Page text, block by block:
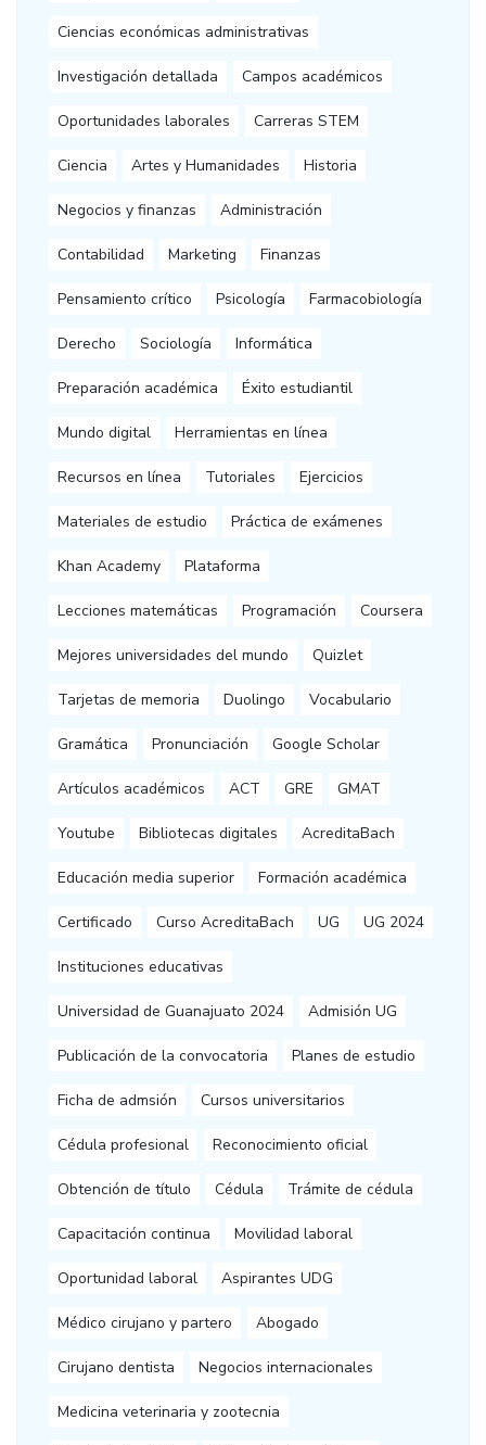
Ciencias económicas administrativas
Investigación detallada Campos académicos
Oportunidades laborales Carreras STEM
Ciencia Artes y Humanidades Historia
Negocios y finanzas Administración
Contabilidad Marketing Finanzas
Pensamiento crítico Psicología Farmacobiología
Derecho Sociología Informática
Preparación académica Éxito estudiantil
Mundo digital Herramientas en línea
Recursos en línea Tutoriales Ejercicios
Materiales de estudio Práctica de exámenes
Khan Academy Plataforma
Lecciones matemáticas Programación Coursera
Mejores universidades del mundo Quizlet
Tarjetas de memoria Duolingo Vocabulario
Gramática Pronunciación Google Scholar
Artículos académicos ACT GRE GMAT
Youtube Bibliotecas digitales AcreditaBach
Educación media superior Formación académica
Certificado Curso AcreditaBach UG UG 2024
Instituciones educativas
Universidad de Guanajuato 2024 Admisión UG
Publicación de la convocatoria Planes de estudio
Ficha de admsión Cursos universitarios
Cédula profesional Reconocimiento oficial
Obtención de título Cédula Trámite de cédula
Capacitación continua Movilidad laboral
Oportunidad laboral Aspirantes UDG
Médico cirujano y partero Abogado
Cirujano dentista Negocios internacionales
Medicina veterinaria y zootecnia